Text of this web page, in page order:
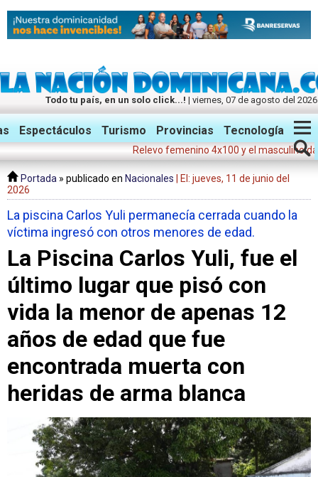
Todo tu país, en un solo click...! | viernes, 07 de agosto del 2026
Twitter Facebook Instagram
Espectáculos Turismo Provincias Tecnología
Relevo femenino 4x100 y el masculino dan
Portada » publicado en Nacionales
| El: jueves, 11 de junio del
2026
La piscina Carlos Yuli permanecía cerrada cuando la
víctima ingresó con otros menores de edad.
La Piscina Carlos Yuli, fue el
último lugar que pisó con
vida la menor de apenas 12
años de edad que fue
encontrada muerta con
heridas de arma blanca